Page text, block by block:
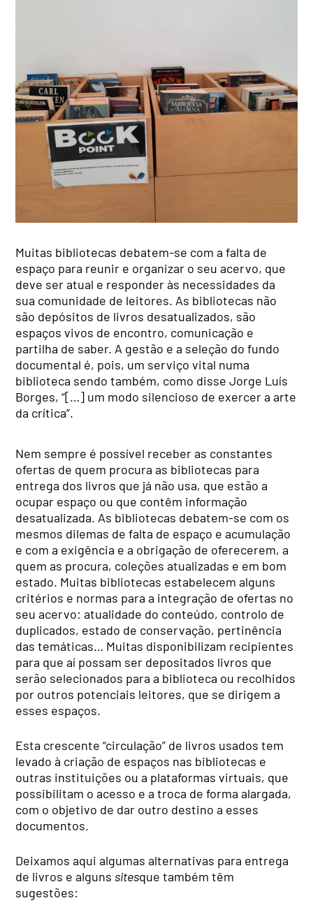
Muitas bibliotecas debatem-se com a falta de
espaço para reunir e organizar o seu acervo, que
deve ser atual e responder às necessidades da
sua comunidade de leitores. As bibliotecas não
são depósitos de livros desatualizados, são
espaços vivos de encontro, comunicação e
partilha de saber. A gestão e a seleção do fundo
documental é, pois, um serviço vital numa
biblioteca sendo também, como disse Jorge Luís
Borges, “[…] um modo silencioso de exercer a arte
da crítica”.
Nem sempre é possível receber as constantes
ofertas de quem procura as bibliotecas para
entrega dos livros que já não usa, que estão a
ocupar espaço ou que contêm informação
desatualizada. As bibliotecas debatem-se com os
mesmos dilemas de falta de espaço e acumulação
e com a exigência e a obrigação de oferecerem, a
quem as procura, coleções atualizadas e em bom
estado. Muitas bibliotecas estabelecem alguns
critérios e normas para a integração de ofertas no
seu acervo: atualidade do conteúdo, controlo de
duplicados, estado de conservação, pertinência
das temáticas… Muitas disponibilizam recipientes
para que aí possam ser depositados livros que
serão selecionados para a biblioteca ou recolhidos
por outros potenciais leitores, que se dirigem a
esses espaços.
Esta crescente “circulação” de livros usados tem
levado à criação de espaços nas bibliotecas e
outras instituições ou a plataformas virtuais, que
possibilitam o acesso e a troca de forma alargada,
com o objetivo de dar outro destino a esses
documentos.
Deixamos aqui algumas alternativas para entrega
de livros e alguns sitesque também têm
sugestões: